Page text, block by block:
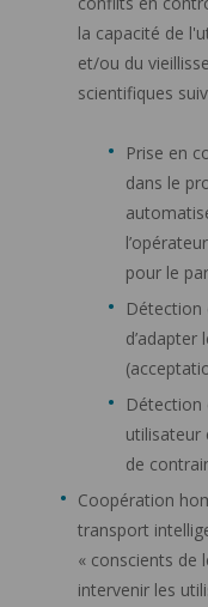
la capacité de
et/ou du
scientifiques
Prise en
dans le
pour le
Détection
Détection
utilisateur
de
Coopération
transport
« conscients de
intervenir les